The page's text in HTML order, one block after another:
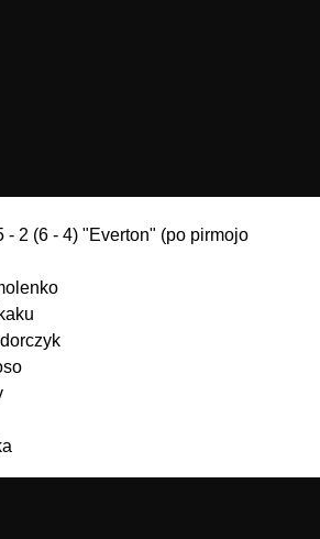
- 2 (6 - 4) "Everton" (po pirmojo